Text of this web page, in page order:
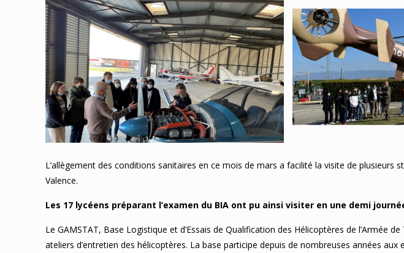
L’allègement des conditions sanitaires en ce mois de mars a facilité la visite de plusieurs
Valence.
Les 17 lycéens préparant l’examen du BIA ont pu ainsi visiter en une demi
Le GAMSTAT, Base Logistique et d’Essais de Qualification des Hélicoptères de l’Armée
ateliers d’entretien des hélicoptères. La base participe depuis de nombreuses années